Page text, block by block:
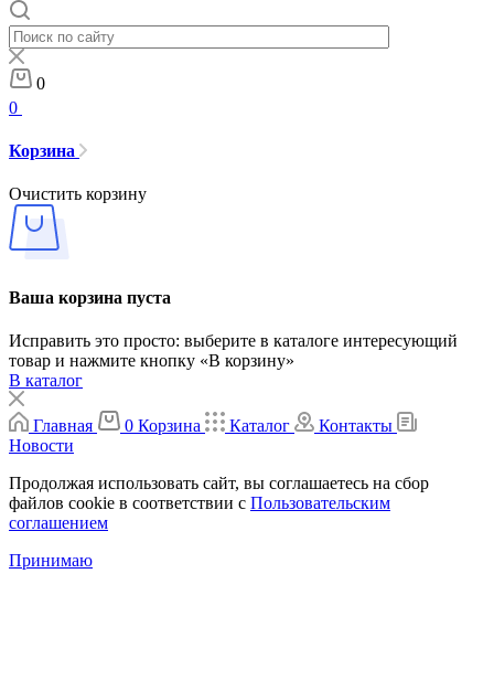
0
0
Корзина
Очистить корзину
Ваша корзина пуста
Исправить это просто: выберите в каталоге интересующий
товар и нажмите кнопку «В корзину»
В каталог
Главная 0 Корзина Каталог
Контакты
Новости
Продолжая использовать сайт, вы соглашаетесь на сбор
файлов cookie в соответствии с Пользовательским
соглашением
Принимаю